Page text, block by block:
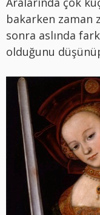
bakarken zaman
sonra aslında
olduğunu